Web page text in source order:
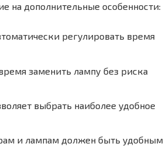
на дополнительные особенности:
регулировать время
заменить лампу без риска
выбрать наиболее удобное
и лампам должен быть удобным